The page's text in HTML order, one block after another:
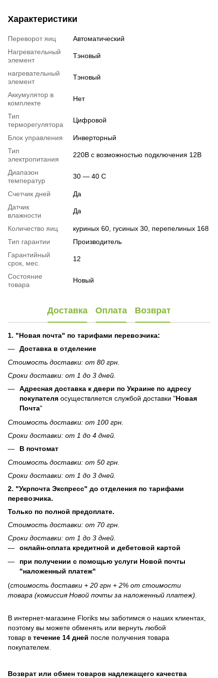
Характеристики
Переворот яиц
Автоматический
Нагревательный
элемент
Тэновый
нагревательный
элемент
Тэновый
Аккумулятор в
комплекте
Нет
Тип
терморегулятора
Цифровой
Блок управления
Инверторный
Тип
электропитания
220В с возможностью подключения 12В
Диапазон
температур
30 — 40 С
Счетчик дней
Да
Датчик
влажности
Да
Количество яиц
куриных 60, гусиных 30, перепелиных 168
Тип гарантии
Производитель
Гарантийный
срок, мес.
12
Состояние
товара
Новый
Доставка Оплата Возврат
1. "Новая почта" по тарифами перевозчика:
Доставка в отделение
Стоимость доставки: от 80 грн.
Сроки доставки: от 1 до 3 дней.
Адресная доставка к двери по Украине по адресу
покупателя осуществляется службой доставки "Новая
Почта"
Стоимость доставки: от 100 грн.
Сроки доставки: от 1 до 4 дней.
В почтомат
Стоимость доставки: от 50 грн.
Сроки доставки: от 1 до 3 дней.
2. "Укрпочта Экспресс" до отделения по тарифами
перевозчика.
Только по полной предоплате.
Стоимость доставки: от 70 грн.
Сроки доставки: от 1 до 3 дней.
онлайн-оплата кредитной и дебетовой картой
при получении с помощью услуги Новой почты
"наложенный платеж"
(стоимость доставки + 20 грн + 2% от стоимости
товара (комиссия Новой почты за наложенный платеж).
В интернет-магазине Floriks мы заботимся о наших клиентах,
поэтому вы можете обменять или вернуть любой
товар в течение 14 дней после получения товара
покупателем.
Возврат или обмен товаров надлежащего качества